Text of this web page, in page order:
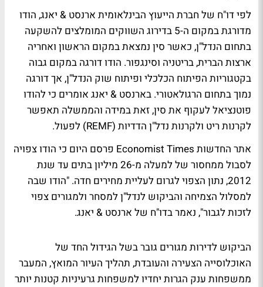
לפי דו"ח של חברת הייעוץ הבינלאומית ארנסט & יאנג, הודו
מדורגת במקום ה-5 בדירוג השווקים המומלצים להשקעה
בתחום הנדל"ן, כאשר סין נמצאת במקום הראשון ואחריה
ארצות הברית, בריטניה וסינגפור. הודו דורגה במקום גבוה
בקטגוריות הפיתוח הכלכלי ופיתוח שוק הנדל"ן, אך דורגה
נמוך בתחום הרגולאטורי. בארנסט & יאנג אומרים כי להודו
פוטנציאל לעקוף את סין, זאת במידה והממשלה תאפשר
לקרנות ריט ולקרנות נדל"ן הדדיות (REMF) לפעול.
אתר החדשות Economist Times פרסם היום כי הודו צפויה
לסבול ממחסור של למעלה מ-26 מיליון בתים עד שנת
2012, נתון הצפוי לגרום לעליית מחירים חדה. "הודו שבה
למסלול הצמיחה והביקוש לנדל"ן למסחר ולמגורים צפוי
לזכות לגבור", נאמר בדו"ח של ארנסט & יאנג.
הביקוש לדירות מגורים גובר בשל הגידול החד של
האוכלוסייה הצעירה והעובדת, תהליך העיור המואץ, המעבר
ממשפחות ענק הגרות יחדיו למשפחות גרעיניות קטנות יותר